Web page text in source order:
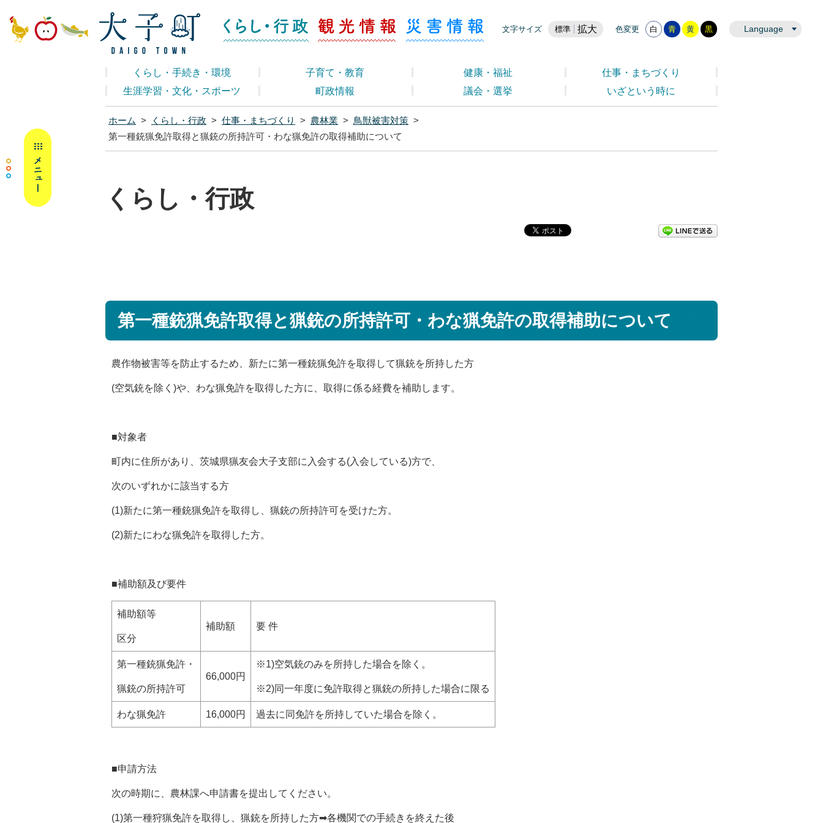
大子町ホームページ くらし・行政
文字サイズ 標準 拡大 色変更 白 青 黄 黒 Language
くらし・行政 観光情報 災害情報
くらし・手続き・環境 子育て・教育 健康・福祉
仕事・まちづくり
生涯学習・文化・スポーツ
町政情報 議会・選挙 いざという時に
ホーム > くらし・行政 > 仕事・まちづくり > 農林業 > 鳥獣被害対策 >
第一種銃猟免許取得と猟銃の所持許可・わな猟免許の取得補助について
くらし・行政
第一種銃猟免許取得と猟銃の所持許可・わな猟免許の取得補助について
農作物被害等を防止するため、新たに第一種銃猟免許を取得して猟銃を所持した方
(空気銃を除く)や、わな猟免許を取得した方に、取得に係る経費を補助します。
■対象者
町内に住所があり、茨城県猟友会大子支部に入会する(入会している)方で、
次のいずれかに該当する方
(1)新たに第一種銃猟免許を取得し、猟銃の所持許可を受けた方。
(2)新たにわな猟免許を取得した方。
■補助額及び要件
補助額等
区分
補助額 要 件
第一種銃猟免許・
猟銃の所持許可
66,000円
※1)空気銃のみを所持した場合を除く。
※2)同一年度に免許取得と猟銃の所持した場合に限る
わな猟免許 16,000円 過去に同免許を所持していた場合を除く。
■申請方法
次の時期に、農林課へ申請書を提出してください。
(1)第一種狩猟免許を取得し、猟銃を所持した方➡各機関での手続きを終えた後